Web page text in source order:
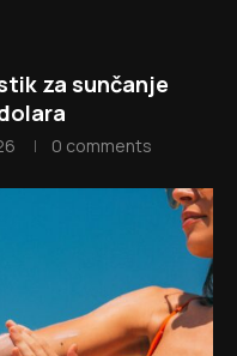
za sunčanje
0 comments